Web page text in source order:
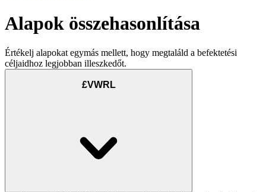
Alapok összehasonlítása
Értékelj alapokat egymás mellett, hogy megtaláld a befektetési
céljaidhoz legjobban illeszkedőt.
£VWRL